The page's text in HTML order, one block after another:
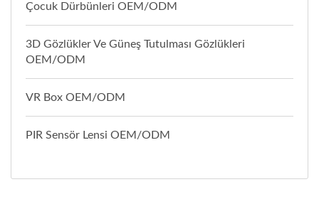
Çocuk Dürbünleri OEM/ODM
3D Gözlükler Ve Güneş Tutulması Gözlükleri
OEM/ODM
VR Box OEM/ODM
PIR Sensör Lensi OEM/ODM